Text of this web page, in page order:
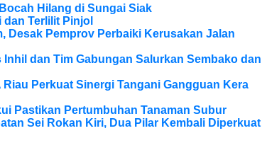
Hilang di Sungai Siak
dan Terlilit Pinjol
Desak Pemprov Perbaiki Kerusakan Jalan
dan Tim Gabungan Salurkan Sembako dan
Perkuat Sinergi Tangani Gangguan Kera
Pastikan Pertumbuhan Tanaman Subur
Sei Rokan Kiri, Dua Pilar Kembali Diperkuat